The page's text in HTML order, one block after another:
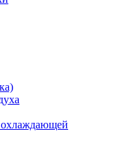
охлаждающей